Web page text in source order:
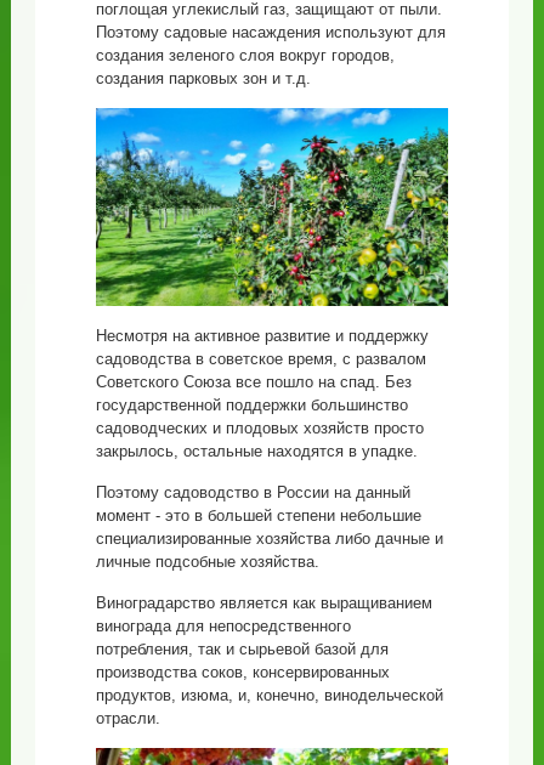
поглощая углекислый газ, защищают от пыли.
Поэтому садовые насаждения используют для
создания зеленого слоя вокруг городов,
создания парковых зон и т.д.
Несмотря на активное развитие и поддержку
садоводства в советское время, с развалом
Советского Союза все пошло на спад. Без
государственной поддержки большинство
садоводческих и плодовых хозяйств просто
закрылось, остальные находятся в упадке.
Поэтому садоводство в России на данный
момент - это в большей степени небольшие
специализированные хозяйства либо дачные и
личные подсобные хозяйства.
Виноградарство является как выращиванием
винограда для непосредственного
потребления, так и сырьевой базой для
производства соков, консервированных
продуктов, изюма, и, конечно, винодельческой
отрасли.